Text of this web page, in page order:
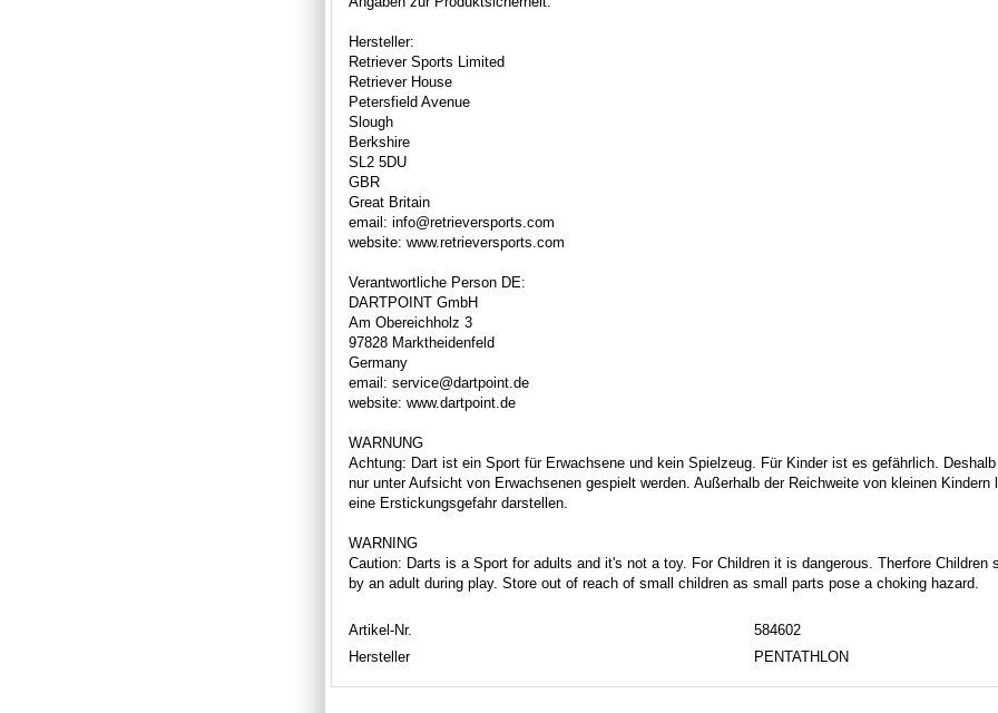
Hersteller:
Retriever Sports Limited
Retriever House
Petersfield Avenue
Slough
Berkshire
SL2 5DU
GBR
Great Britain
email: info@retrieversports.com
website: www.retrieversports.com
Verantwortliche Person DE:
DARTPOINT GmbH
Am Obereichholz 3
97828 Marktheidenfeld
Germany
email: service@dartpoint.de
website: www.dartpoint.de
WARNUNG
Achtung: Dart ist ein Sport für Erwachsene und kein Spielzeug. Für Kinder ist es gefährlich.
nur unter Aufsicht von Erwachsenen gespielt werden. Außerhalb der Reichweite von kleinen Kindern
eine Erstickungsgefahr darstellen.
WARNING
Caution: Darts is a Sport for adults and it's not a toy. For Children it is dangerous. Therfore Children
by an adult during play. Store out of reach of small children as small parts pose a choking hazard.
Artikel-Nr.
584602
Hersteller
PENTATHLON